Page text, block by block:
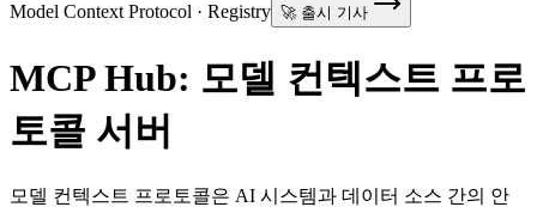
Model Context Protocol · Registry 🚀 출시 기사
MCP Hub: 모델 컨텍스트 프로
토콜 서버
모델 컨텍스트 프로토콜은 AI 시스템과 데이터 소스 간의 안